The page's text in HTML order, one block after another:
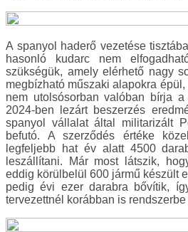
A spanyol haderő vezetése
hasonló kudarc nem
szükségük, amely elérhető nagy
megbízható műszaki alapokra
nem utolsósorban valóban bírja
2024-ben lezárt beszerzés
spanyol vállalat által militarizált
befutó. A szerződés értéke
legfeljebb hat év alatt 4500
leszállítani. Már most látszik,
eddig körülbelül 600 jármű készült
pedig évi ezer darabra bővítik,
tervezettnél korábban is rendszerbe